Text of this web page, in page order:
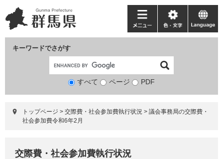
ー
ジ
ニ
ュ
て
キーワードでさがす
検
象
すべて ページ PDF
メ
ニ
ー
色・
文
language
トップページ > 交際費・社会参加費執行状況 > 議会事務局の交際費・
社会参加費令和6年2月
交際費・社会参加費執行状況